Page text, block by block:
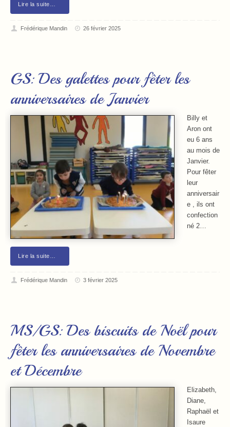
Lire la suite…
Frédérique Mandin 26 février 2025
GS: Des galettes pour fêter les
anniversaires de Janvier
Billy et
Aron ont
eu 6 ans
au mois de
Janvier.
Pour fêter
leur
anniversair
e , ils ont
confection
né 2…
Lire la suite…
Frédérique Mandin 3 février 2025
MS/GS: Des biscuits de Noël pour
fêter les anniversaires de Novembre
et Décembre
Elizabeth,
Diane,
Raphaël et
Isaure